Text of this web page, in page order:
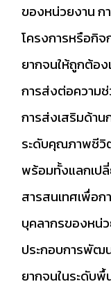
ของหน่วยงาน ก
โครงการหรือกิ
ยากจนให้ถูกต้อง
การส่งต่อความ
การส่งเสริมด้าน
ระดับคุณภาพชีวิ
พร้อมทั้งแลกเป
สารสนเทศเพื่อ
บุคลากรของหน่ว
ประกอบการพัฒ
ยากจนในระดับ